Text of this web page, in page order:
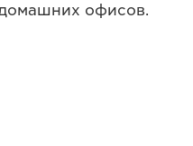
офисов.